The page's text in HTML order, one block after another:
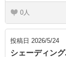
0
投稿日 2026/5/24
シェーディン